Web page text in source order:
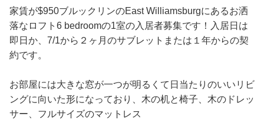
家賃が$950ブルックリンのEast Williamsburgにあるお洒
落なロフト6 bedroomの1室の入居者募集です！入居日は
即日か、7/1から２ヶ月のサブレットまたは１年からの契
約です。
お部屋には大きな窓が一つが明るくて日当たりのいいリビ
ングに向いた形になっており、木の机と椅子、木のドレッ
サー、フルサイズのマットレス